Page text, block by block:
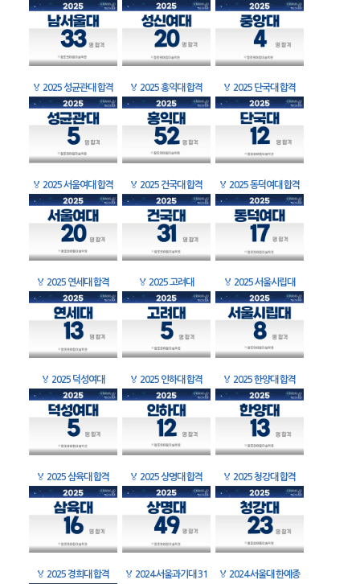
🏅 2025 성균관대 합격 🏅 2025 홍익대 합격 🏅 2025 단국대 합격
🏅 2025 서울여대 합격 🏅 2025 건국대 합격 🏅 2025 동덕여대 합격
🏅 2025 연세대 합격 🏅 2025 고려대 🏅 2025 서울시립대
🏅 2025 덕성여대 🏅 2025 인하대 합격 🏅 2025 한양대 합격
🏅 2025 삼육대 합격 🏅 2025 상명대 합격 🏅 2025 청강대 합격
🏅 2025 경희대 합격 🏅 2024 서울과기대 31
🏅 2024 서울대 한예종